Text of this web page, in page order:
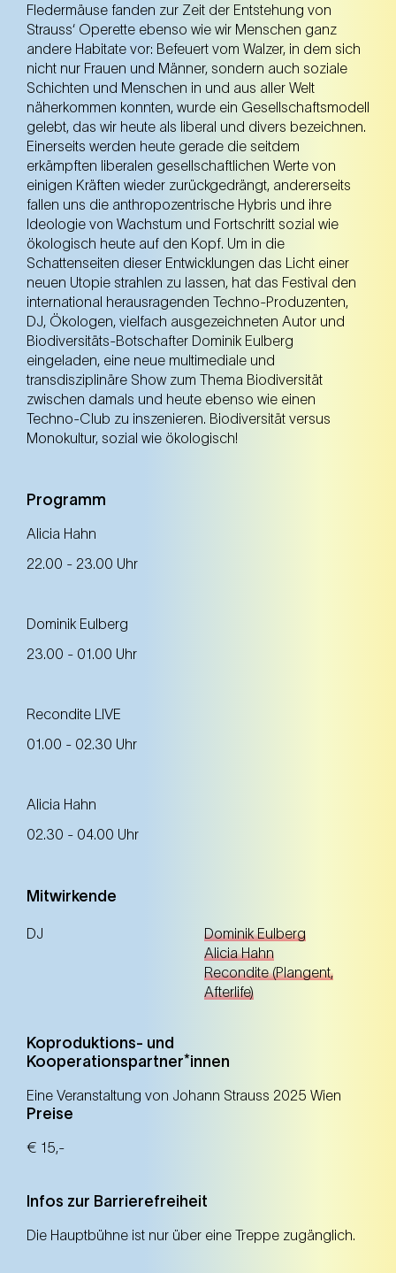
Fledermäuse fanden zur Zeit der Entstehung von
Strauss‘ Operette ebenso wie wir Menschen ganz
andere Habitate vor: Befeuert vom Walzer, in dem sich
nicht nur Frauen und Männer, sondern auch soziale
Schichten und Menschen in und aus aller Welt
näherkommen konnten, wurde ein Gesellschaftsmodell
gelebt, das wir heute als liberal und divers bezeichnen.
Einerseits werden heute gerade die seitdem
erkämpften liberalen gesellschaftlichen Werte von
einigen Kräften wieder zurückgedrängt, andererseits
fallen uns die anthropozentrische Hybris und ihre
Ideologie von Wachstum und Fortschritt sozial wie
ökologisch heute auf den Kopf. Um in die
Schattenseiten dieser Entwicklungen das Licht einer
neuen Utopie strahlen zu lassen, hat das Festival den
international herausragenden Techno-Produzenten,
DJ, Ökologen, vielfach ausgezeichneten Autor und
Biodiversitäts-Botschafter Dominik Eulberg
eingeladen, eine neue multimediale und
transdisziplinäre Show zum Thema Biodiversität
zwischen damals und heute ebenso wie einen
Techno-Club zu inszenieren. Biodiversität versus
Monokultur, sozial wie ökologisch!
Programm
Alicia Hahn
22.00 - 23.00 Uhr
Dominik Eulberg
23.00 - 01.00 Uhr
Recondite LIVE
01.00 - 02.30 Uhr
Alicia Hahn
02.30 - 04.00 Uhr
Mitwirkende
DJ
Dominik Eulberg
Alicia Hahn
Recondite (Plangent,
Afterlife)
Koproduktions- und
Kooperationspartner*innen
Eine Veranstaltung von Johann Strauss 2025 Wien
Preise
€ 15,-
Infos zur Barrierefreiheit
Die Hauptbühne ist nur über eine Treppe zugänglich.